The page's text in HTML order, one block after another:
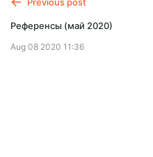
Референсы (май 2020)
Aug 08 2020 11:36